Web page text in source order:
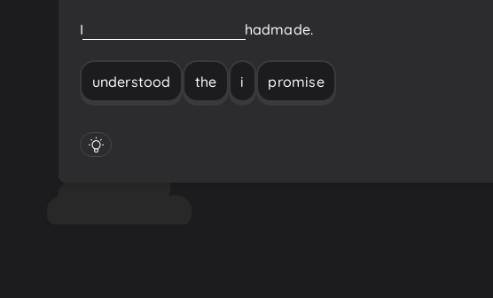
I hadmade.
understood the i promise